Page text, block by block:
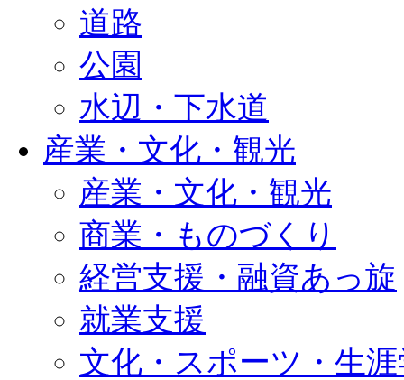
道路
公園
水辺・下水道
産業・文化・観光
産業・文化・観光
商業・ものづくり
経営支援・融資あっ旋
就業支援
文化・スポーツ・生